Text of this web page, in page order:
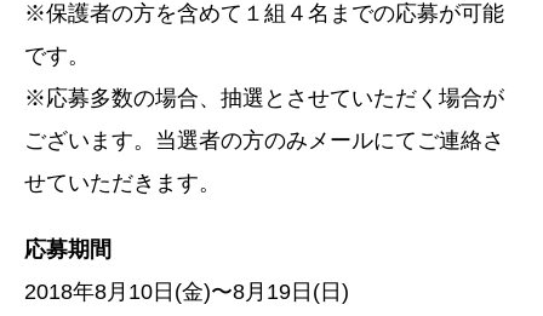
※保護者の方を含めて１組４名までの応募が可能
です。
※応募多数の場合、抽選とさせていただく場合が
ございます。当選者の方のみメールにてご連絡さ
せていただきます。
応募期間
2018年8月10日(金)〜8月19日(日)